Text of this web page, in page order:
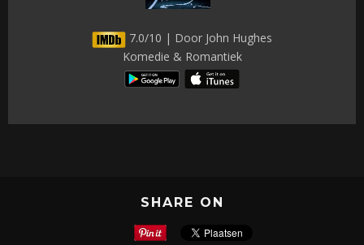
7.0/10 | Door John Hughes
Komedie & Romantiek
SHARE ON